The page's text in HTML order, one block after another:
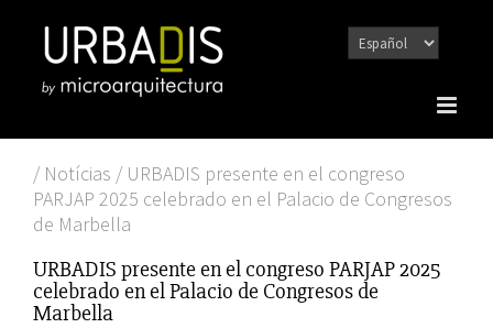
contenido
/ Notícias / URBADIS presente en el congreso
PARJAP 2025 celebrado en el Palacio de Congresos
de Marbella
URBADIS presente en el congreso PARJAP 2025
celebrado en el Palacio de Congresos de
Marbella